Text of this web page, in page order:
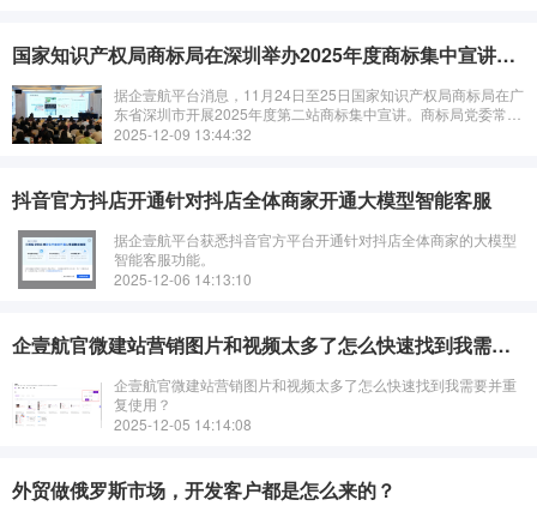
国家知识产权局商标局在深圳举办2025年度商标集中宣讲（第二站）
据企壹航平台消息，11月24日至25日国家知识产权局商标局在广
东省深圳市开展2025年度第二站商标集中宣讲。商标局党委常
委、副局长孙张岩，深圳市知识产权局党组成员、二级巡视员莫
2025-12-09 13:44:32
抖音官方抖店开通针对抖店全体商家开通大模型智能客服
据企壹航平台获悉抖音官方平台开通针对抖店全体商家的大模型
智能客服功能。
2025-12-06 14:13:10
企壹航官微建站营销图片和视频太多了怎么快速找到我需要并重复使用？
企壹航官微建站营销图片和视频太多了怎么快速找到我需要并重
复使用？
2025-12-05 14:14:08
外贸做俄罗斯市场，开发客户都是怎么来的？